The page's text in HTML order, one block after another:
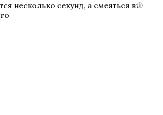
i
несколько секунд, а смеяться вы